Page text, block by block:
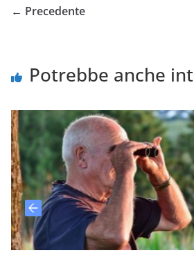
← Precedente
Potrebbe anche